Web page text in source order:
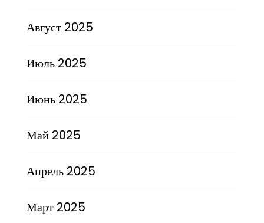
Август 2025
Июль 2025
Июнь 2025
Май 2025
Апрель 2025
Март 2025